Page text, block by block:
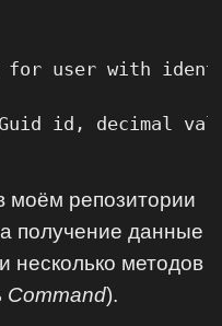
моём репозитории
получение данные
несколько методов
Command).